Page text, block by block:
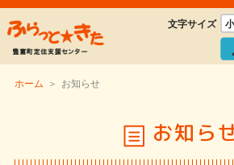
文字サイズ
ホーム ＞ お知らせ
お知ら